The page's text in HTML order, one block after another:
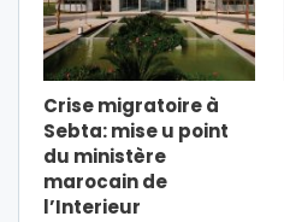
Crise migratoire à
Sebta: mise u point
du ministère
marocain de
l’Interieur